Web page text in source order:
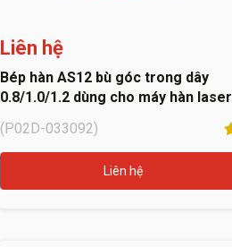
Liên hệ
Bép hàn AS12 bù góc trong dây
0.8/1.0/1.2 dùng cho máy hàn laser
(P02D-033092)
Liên hệ